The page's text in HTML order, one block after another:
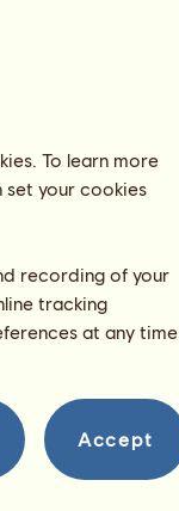
Poseidón
plemena
Appaloosa 2026
To learn more
set your cookies
recording of your
tracking
at any time
Accept